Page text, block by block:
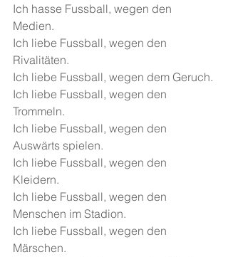
Ich hasse Fussball, wegen den
Medien.
Ich liebe Fussball, wegen den
Rivalitäten.
Ich liebe Fussball, wegen dem Geruch.
Ich liebe Fussball, wegen den
Trommeln.
Ich liebe Fussball, wegen den
Auswärts spielen.
Ich liebe Fussball, wegen den
Kleidern.
Ich liebe Fussball, wegen den
Menschen im Stadion.
Ich liebe Fussball, wegen den
Märschen.